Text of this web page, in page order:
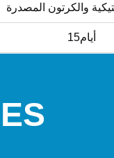
والكرتون المصدرة
أيام15